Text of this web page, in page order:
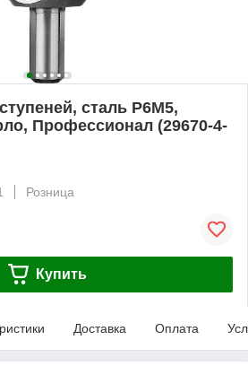
сталь Р6М5,
Профессионал (29670-4-
Розница
Купить
Доставка Оплата